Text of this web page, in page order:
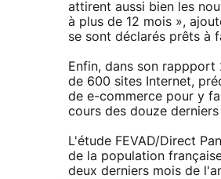
attirent aussi bien les
à plus de 12 mois »,
se sont déclarés prêts à
Enfin, dans son rappport
de 600 sites Internet,
de e-commerce pour y
cours des douze derniers
L'étude FEVAD/Direct
de la population
deux derniers mois de